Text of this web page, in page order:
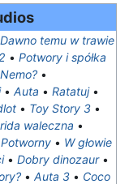
Dawno temu w trawie
• Potwory i spółka
•
• Auta • Ratatuj•
• Toy Story 3 •
waleczna •
• W głowie
• Dobry dinozaur•
• Auta 3 • Coco